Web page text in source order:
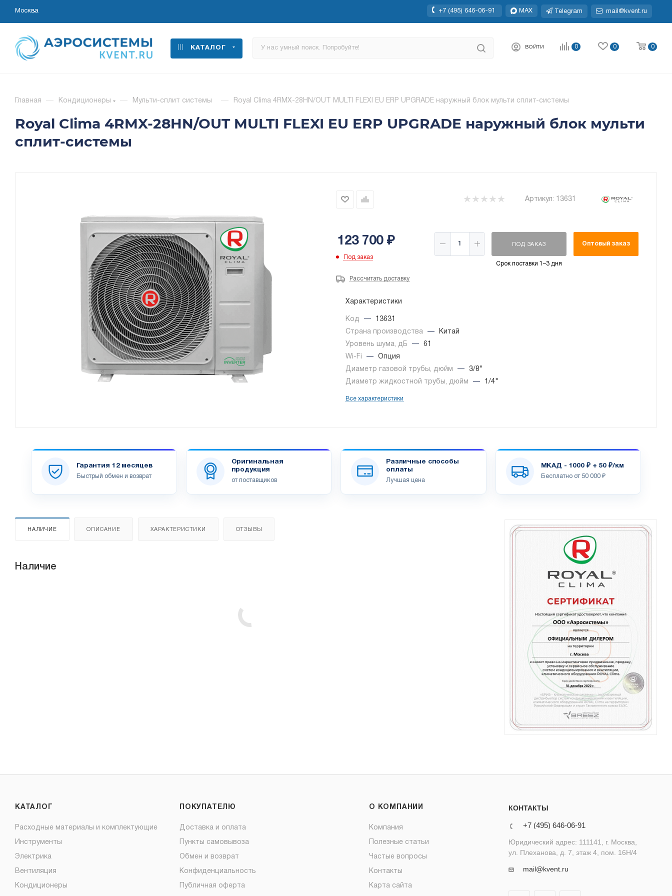
Москва +7 (495) 646-06-91 MAX Telegram mail@kvent.ru
КАТАЛОГ ВОЙТИ 0 0 0
Главная — Кондиционеры — Мульти-сплит системы — Royal Clima 4RMX-28HN/OUT MULTI FLEXI EU ERP UPGRADE наружный блок мульти сплит-системы
Royal Clima 4RMX-28HN/OUT MULTI FLEXI EU ERP UPGRADE наружный блок мульти
сплит-системы
Артикул: 13631
123 700₽
Под заказ
ПОД ЗАКАЗ
Срок поставки 1–3 дня
Оптовый заказ
Рассчитать доставку
Характеристики
Код —
13631
Страна производства
—
Китай
Уровень шума, дБ
—
61
Wi-Fi
—
Опция
Диаметр газовой трубы, дюйм
—
3/8"
Диаметр жидкостной трубы, дюйм
— 1/4"
Все характеристики
Гарантия 12 месяцев
Быстрый обмен и возврат
Оригинальная
продукция
от поставщиков
Различные способы
оплаты
Лучшая цена
МКАД - 1000 ₽ + 50 ₽/км
Бесплатно от 50 000 ₽
НАЛИЧИЕ ОПИСАНИЕ ХАРАКТЕРИСТИКИ ОТЗЫВЫ
Наличие
КАТАЛОГ
Расходные материалы и комплектующие
Инструменты
Электрика
Вентиляция
Кондиционеры
ПОКУПАТЕЛЮ
Доставка и оплата
Пункты самовывоза
Обмен и возврат
Конфиденциальность
Публичная оферта
О КОМПАНИИ
Компания
Полезные статьи
Частые вопросы
Контакты
Карта сайта
КОНТАКТЫ
+7 (495) 646-06-91
Юридический адрес: 111141, г. Москва,
ул. Плеханова, д. 7, этаж 4, пом. 16Н/4
mail@kvent.ru